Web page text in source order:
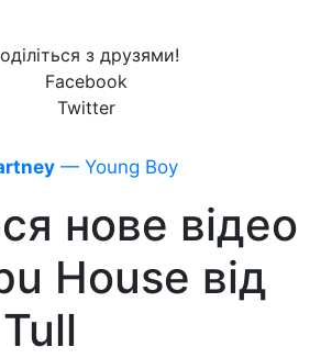
з друзями!
Facebook
Twitter
— Young Boy
нове відео
House від